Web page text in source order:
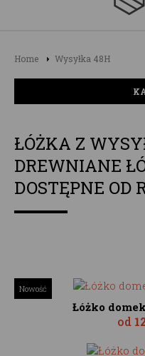
Home Wysyłka 48H
ŁÓŻKA Z
DREWNIANE
DOSTĘPNE OD
Nowość
Łóżko
od